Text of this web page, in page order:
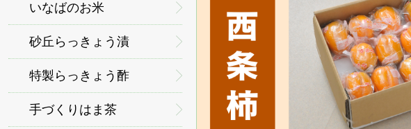
いなばのお米
砂丘らっきょう漬
特製らっきょう酢
手づくりはま茶